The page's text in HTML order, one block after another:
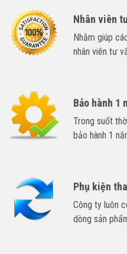
Nhân viên
Nhằm giúp
nhân viên tư
Bảo hành 1
Trong suốt
bảo hành 1
Phụ kiện
Công ty luôn
dòng sản